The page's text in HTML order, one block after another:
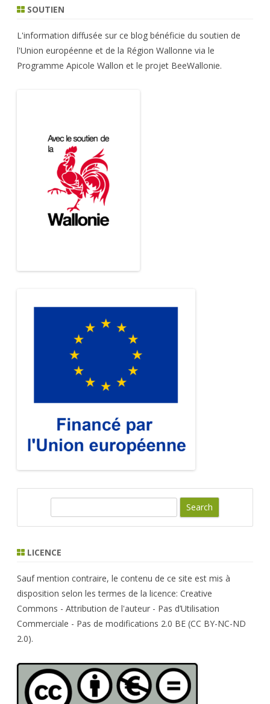
SOUTIEN
L'information diffusée sur ce blog bénéficie du soutien de
l'Union européenne et de la Région Wallonne via le
Programme Apicole Wallon et le projet BeeWallonie.
r
h
LICENCE
Sauf mention contraire, le contenu de ce site est mis à
disposition selon les termes de la licence: Creative
Commons - Attribution de l'auteur - Pas d’Utilisation
Commerciale - Pas de modifications 2.0 BE (CC BY-NC-ND
2.0).